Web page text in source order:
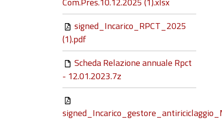
signed_Incarico_RPCT_2025
(1).pdf
Scheda Relazione annuale Rpct
- 12.01.2023.7z